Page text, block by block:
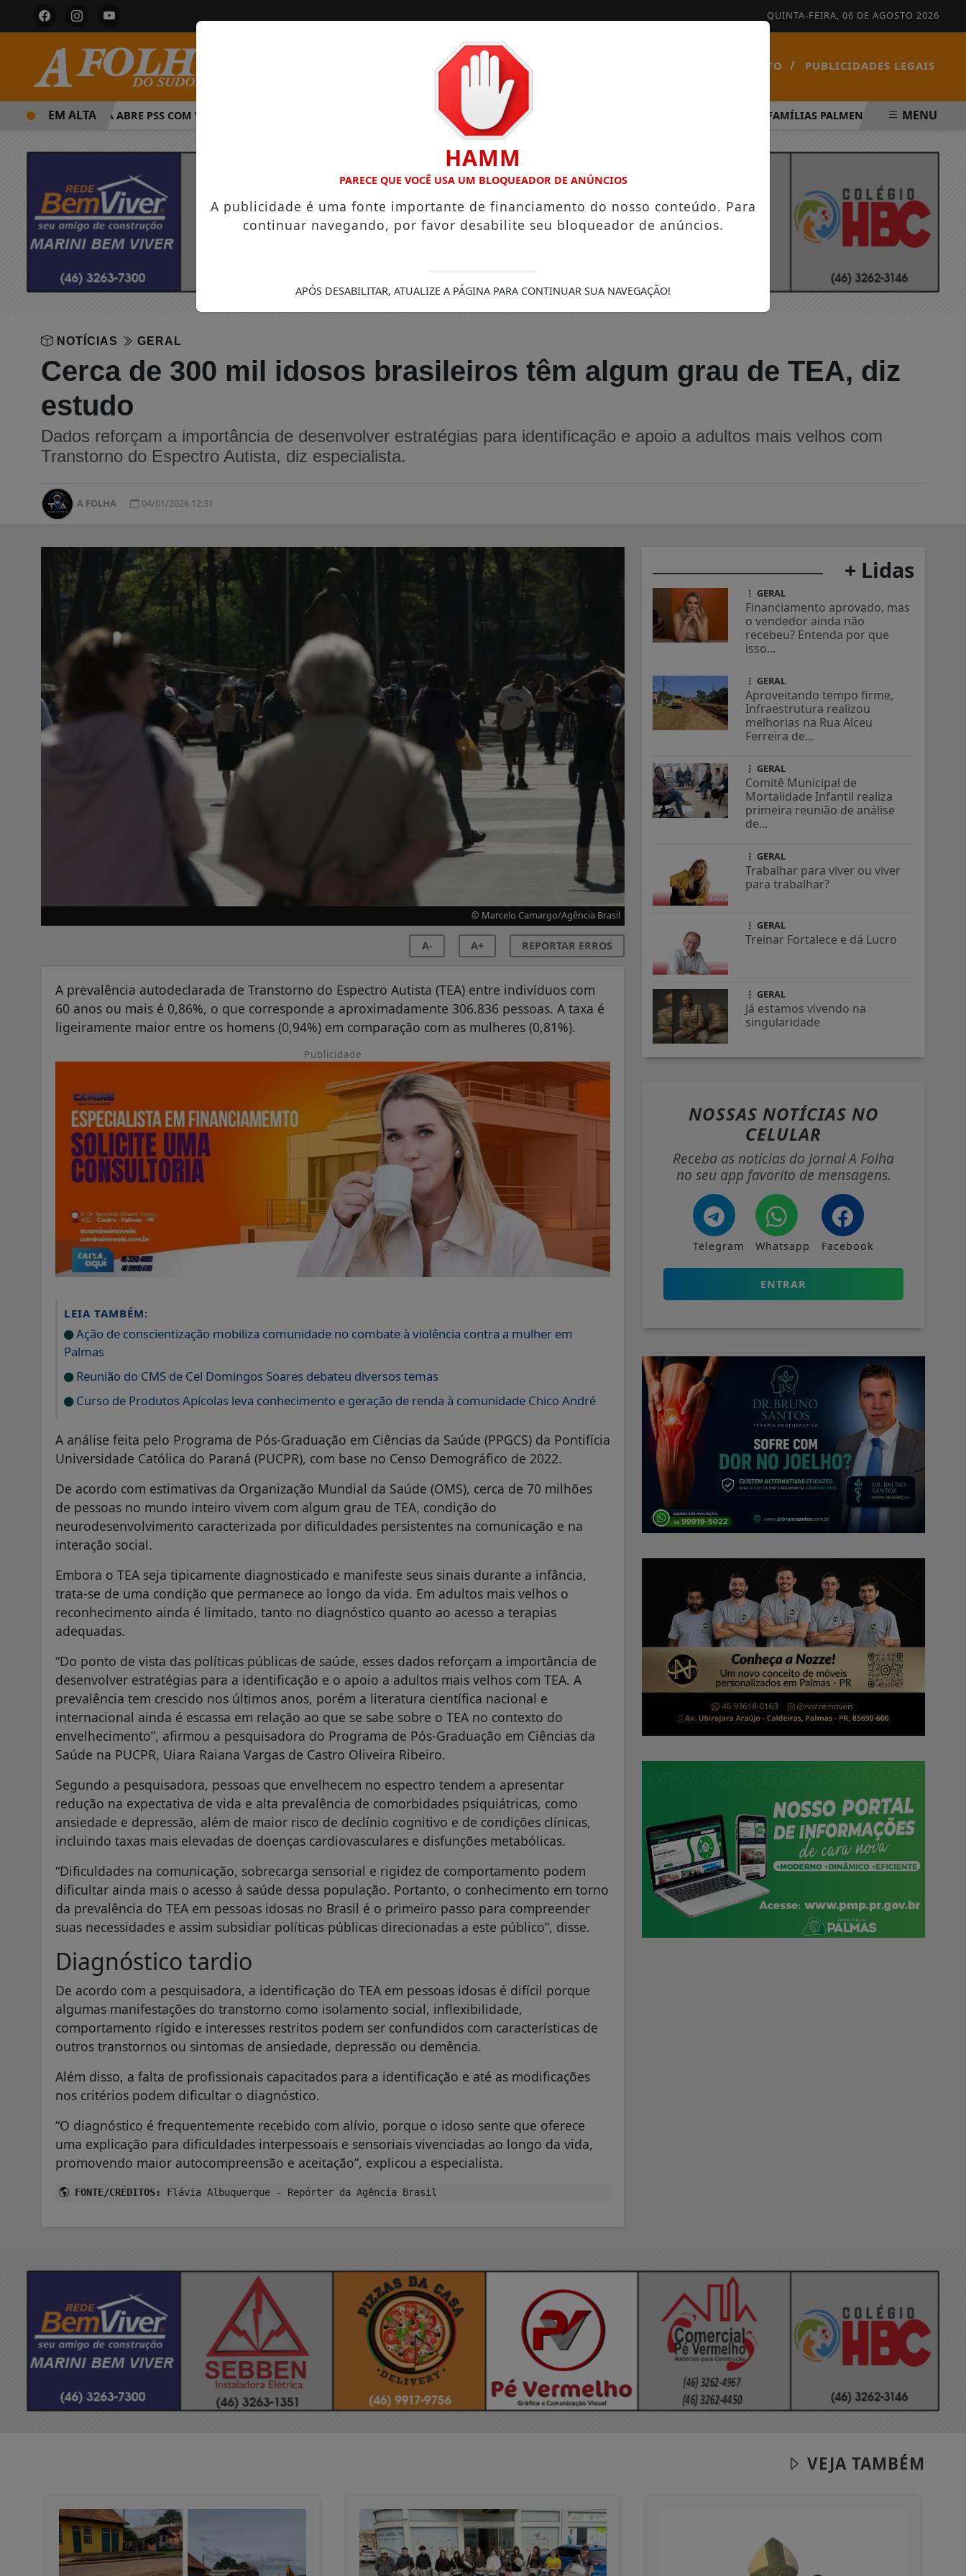
QUINTA-FEIRA, 06 DE AGOSTO 2026
INÍCIO CONTATO / PUBLICIDADES LEGAIS
PREFEITURA ABRE PSS COM VAGAS EM SEIS FUNÇÕES E SALÁRIOS QUE CHEGAM A R$ 3,8 MIL IGREJA DO DIVINO ESPÍRITO SANTO FAMÍLIAS PALMENSES FORAM
EM ALTA MENU
NOTÍCIAS GERAL
Cerca de 300 mil idosos brasileiros têm algum grau de TEA, diz
estudo
Dados reforçam a importância de desenvolver estratégias para identificação e apoio a adultos mais velhos com
Transtorno do Espectro Autista, diz especialista.
A FOLHA 04/01/2026 12:31
© Marcelo Camargo/Agência Brasil
A- A+ REPORTAR ERROS
A prevalência autodeclarada de Transtorno do Espectro Autista (TEA) entre indivíduos com
60 anos ou mais é 0,86%, o que corresponde a aproximadamente 306.836 pessoas. A taxa é
ligeiramente maior entre os homens (0,94%) em comparação com as mulheres (0,81%).
Publicidade
LEIA TAMBÉM:
Ação de conscientização mobiliza comunidade no combate à violência contra a mulher em
Palmas
Reunião do CMS de Cel Domingos Soares debateu diversos temas
Curso de Produtos Apícolas leva conhecimento e geração de renda à comunidade Chico André
A análise feita pelo Programa de Pós-Graduação em Ciências da Saúde (PPGCS) da Pontifícia
Universidade Católica do Paraná (PUCPR), com base no Censo Demográfico de 2022.
De acordo com estimativas da Organização Mundial da Saúde (OMS), cerca de 70 milhões
de pessoas no mundo inteiro vivem com algum grau de TEA, condição do
neurodesenvolvimento caracterizada por dificuldades persistentes na comunicação e na
interação social.
Embora o TEA seja tipicamente diagnosticado e manifeste seus sinais durante a infância,
trata-se de uma condição que permanece ao longo da vida. Em adultos mais velhos o
reconhecimento ainda é limitado, tanto no diagnóstico quanto ao acesso a terapias
adequadas.
“Do ponto de vista das políticas públicas de saúde, esses dados reforçam a importância de
desenvolver estratégias para a identificação e o apoio a adultos mais velhos com TEA. A
prevalência tem crescido nos últimos anos, porém a literatura científica nacional e
internacional ainda é escassa em relação ao que se sabe sobre o TEA no contexto do
envelhecimento”, afirmou a pesquisadora do Programa de Pós-Graduação em Ciências da
Saúde na PUCPR, Uiara Raiana Vargas de Castro Oliveira Ribeiro.
Segundo a pesquisadora, pessoas que envelhecem no espectro tendem a apresentar
redução na expectativa de vida e alta prevalência de comorbidades psiquiátricas, como
ansiedade e depressão, além de maior risco de declínio cognitivo e de condições clínicas,
incluindo taxas mais elevadas de doenças cardiovasculares e disfunções metabólicas.
“Dificuldades na comunicação, sobrecarga sensorial e rigidez de comportamento podem
dificultar ainda mais o acesso à saúde dessa população. Portanto, o conhecimento em torno
da prevalência do TEA em pessoas idosas no Brasil é o primeiro passo para compreender
suas necessidades e assim subsidiar políticas públicas direcionadas a este público”, disse.
Diagnóstico tardio
De acordo com a pesquisadora, a identificação do TEA em pessoas idosas é difícil porque
algumas manifestações do transtorno como isolamento social, inflexibilidade,
comportamento rígido e interesses restritos podem ser confundidos com características de
outros transtornos ou sintomas de ansiedade, depressão ou demência.
Além disso, a falta de profissionais capacitados para a identificação e até as modificações
nos critérios podem dificultar o diagnóstico.
“O diagnóstico é frequentemente recebido com alívio, porque o idoso sente que oferece
uma explicação para dificuldades interpessoais e sensoriais vivenciadas ao longo da vida,
promovendo maior autocompreensão e aceitação”, explicou a especialista.
FONTE/CRÉDITOS: Flávia Albuquerque - Repórter da Agência Brasil
+ Lidas
GERAL
Financiamento aprovado, mas
o vendedor ainda não
recebeu? Entenda por que
isso...
GERAL
Aproveitando tempo firme,
Infraestrutura realizou
melhorias na Rua Alceu
Ferreira de...
GERAL
Comitê Municipal de
Mortalidade Infantil realiza
primeira reunião de análise
de...
GERAL
Trabalhar para viver ou viver
para trabalhar?
GERAL
Treinar Fortalece e dá Lucro
GERAL
Já estamos vivendo na
singularidade
NOSSAS NOTÍCIAS NO
CELULAR
Receba as notícias do Jornal A Folha
no seu app favorito de mensagens.
Telegram Whatsapp Facebook
ENTRAR
VEJA TAMBÉM
HAMM
PARECE QUE VOCÊ USA UM BLOQUEADOR DE ANÚNCIOS
A publicidade é uma fonte importante de financiamento do nosso conteúdo. Para
continuar navegando, por favor desabilite seu bloqueador de anúncios.
APÓS DESABILITAR, ATUALIZE A PÁGINA PARA CONTINUAR SUA NAVEGAÇÃO!